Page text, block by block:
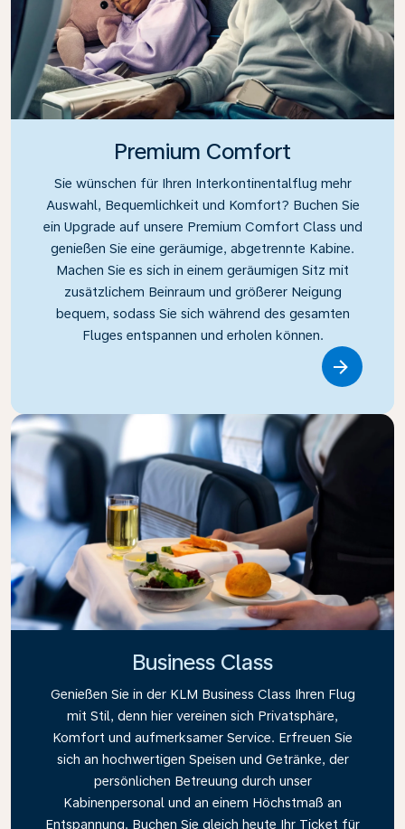
Premium Comfort
Sie wünschen für Ihren Interkontinentalflug mehr
Auswahl, Bequemlichkeit und Komfort? Buchen Sie
ein Upgrade auf unsere Premium Comfort Class und
genießen Sie eine geräumige, abgetrennte Kabine.
Machen Sie es sich in einem geräumigen Sitz mit
zusätzlichem Beinraum und größerer Neigung
bequem, sodass Sie sich während des gesamten
Fluges entspannen und erholen können.
Business Class
Genießen Sie in der KLM Business Class Ihren Flug
mit Stil, denn hier vereinen sich Privatsphäre,
Komfort und aufmerksamer Service. Erfreuen Sie
sich an hochwertigen Speisen und Getränke, der
persönlichen Betreuung durch unser
Kabinenpersonal und an einem Höchstmaß an
Entspannung. Buchen Sie gleich heute Ihr Ticket für